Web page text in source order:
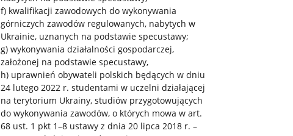
f) kwalifikacji zawodowych do wykonywania
górniczych zawodów regulowanych, nabytych w
Ukrainie, uznanych na podstawie specustawy;
g) wykonywania działalności gospodarczej,
założonej na podstawie specustawy,
h) uprawnień obywateli polskich będących w dniu
24 lutego 2022 r. studentami w uczelni działającej
na terytorium Ukrainy, studiów przygotowujących
do wykonywania zawodów, o których mowa w art.
68 ust. 1 pkt 1–8 ustawy z dnia 20 lipca 2018 r. –